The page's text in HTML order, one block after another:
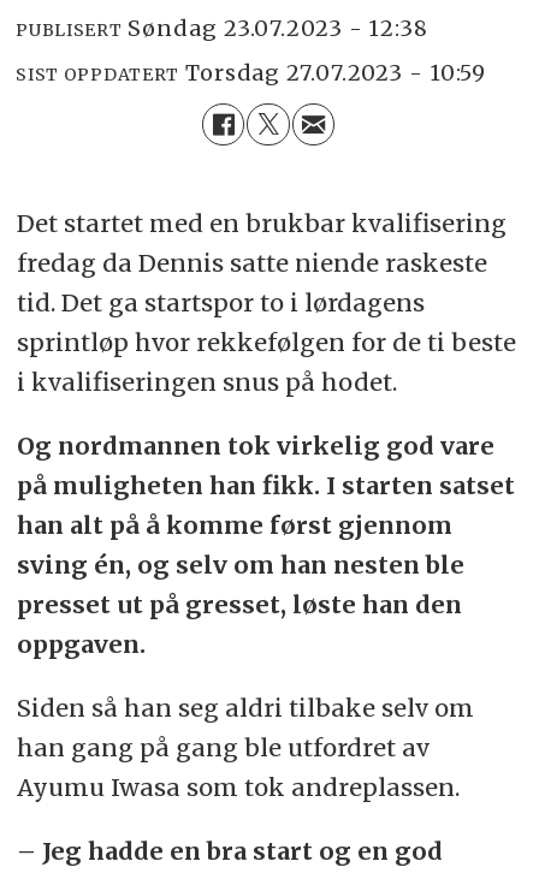
PUBLISERT søndag 23.07.2023 - 12:38
SIST OPPDATERT torsdag 27.07.2023 - 10:59
Det startet med en brukbar kvalifisering
fredag da Dennis satte niende raskeste
tid. Det ga startspor to i lørdagens
sprintløp hvor rekkefølgen for de ti beste
i kvalifiseringen snus på hodet.
Og nordmannen tok virkelig god vare
på muligheten han fikk. I starten satset
han alt på å komme først gjennom
sving én, og selv om han nesten ble
presset ut på gresset, løste han den
oppgaven.
Siden så han seg aldri tilbake selv om
han gang på gang ble utfordret av
Ayumu Iwasa som tok andreplassen.
– Jeg hadde en bra start og en god